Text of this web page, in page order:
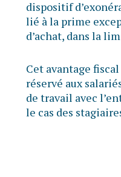
dispositif
lié à la prime
d’achat, dans la
Cet avantage
réservé aux
de travail avec
le cas des